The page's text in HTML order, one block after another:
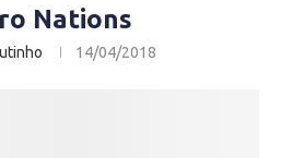
Nations
14/04/2018